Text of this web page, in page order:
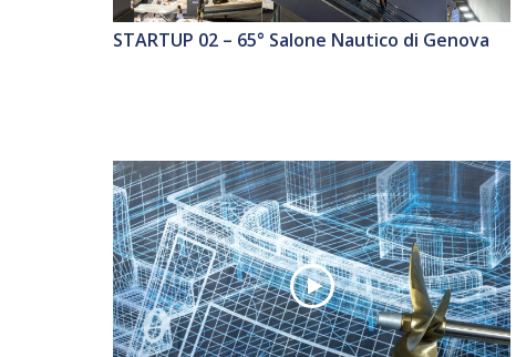
STARTUP 02 – 65° Salone Nautico di Genova